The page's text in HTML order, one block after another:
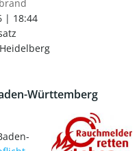
| 18:44
Württemberg